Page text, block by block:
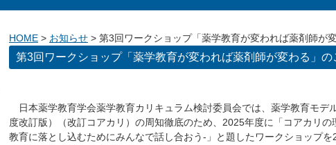
HOME > お知らせ > 第3回ワークショップ「薬学教育が変われば薬剤師が
第3回ワークショップ「薬学教育が変われば薬剤師が変わる」の
日本薬学教育学会薬学教育カリキュラム検討委員会では、薬学教育モデ
度改訂版）（改訂コアカリ）の周知徹底のため、2025年度に「コアカリ
教育に落とし込むためにみんなで話し合おう-」と題したワークショップ